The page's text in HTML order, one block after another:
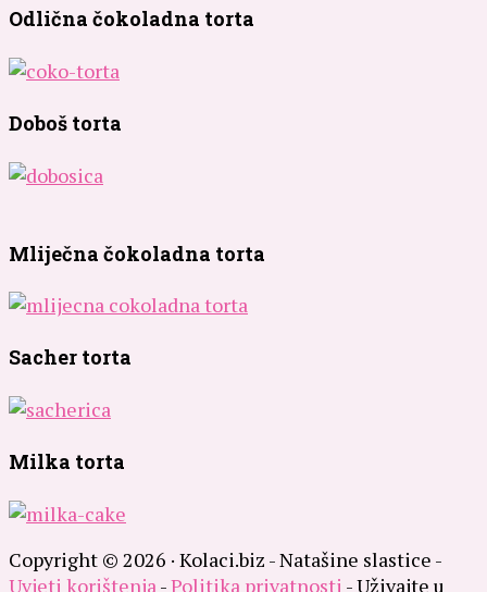
Odlična čokoladna torta
Doboš torta
Mliječna čokoladna torta
Sacher torta
Milka torta
Copyright © 2026 · Kolaci.biz - Natašine slastice -
Uvjeti korištenja -Politika privatnosti - Uživajte u